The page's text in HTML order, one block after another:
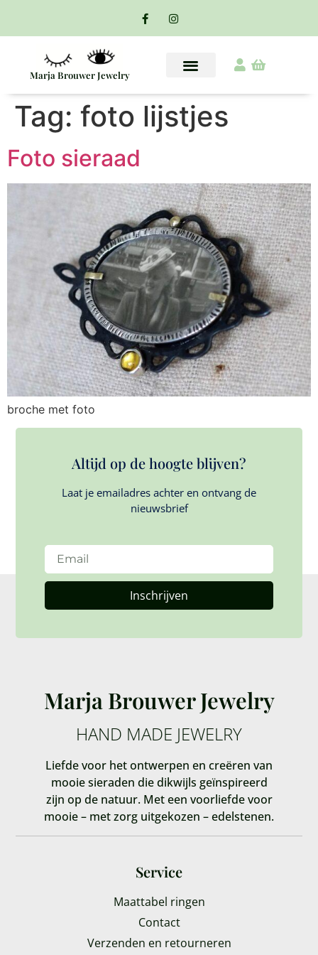
Marja Brouwer Jewelry
Tag: foto lijstjes
Foto sieraad
broche met foto
Altijd op de hoogte blijven?
Laat je emailadres achter en ontvang de
nieuwsbrief
Inschrijven
Marja Brouwer Jewelry
HAND MADE JEWELRY
Liefde voor het ontwerpen en creëren van
mooie sieraden die dikwijls geïnspireerd
zijn op de natuur. Met een voorliefde voor
mooie – met zorg uitgekozen – edelstenen.
Service
Maattabel ringen
Contact
Verzenden en retourneren